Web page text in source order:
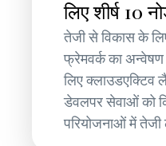
लिए शीर्ष 10
तेजी से विकास के
फ्रेमवर्क का
लिए क्लाउडएक्टिव
डेवलपर सेवाओं को
परियोजनाओं में तेजी